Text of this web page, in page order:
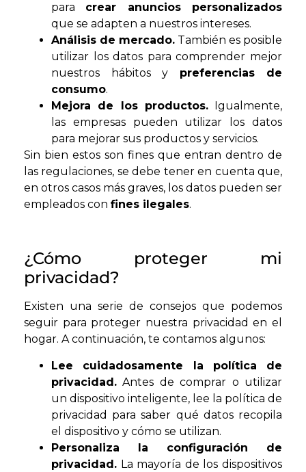
para crear anuncios personalizados
que se adapten a nuestros intereses.
Análisis de mercado. También es posible
utilizar los datos para comprender mejor
nuestros hábitos y preferencias de
consumo.
Mejora de los productos.Igualmente,
las empresas pueden utilizar los datos
para mejorar sus productos y servicios.
Sin bien estos son fines que entran dentro de
las regulaciones, se debe tener en cuenta que,
en otros casos más graves, los datos pueden ser
empleados con fines ilegales.
¿Cómo proteger mi
privacidad?
Existen una serie de consejos que podemos
seguir para proteger nuestra privacidad en el
hogar. A continuación, te contamos algunos:
Lee cuidadosamente la política de
privacidad. Antes de comprar o utilizar
un dispositivo inteligente, lee la política de
privacidad para saber qué datos recopila
el dispositivo y cómo se utilizan.
Personaliza la configuración de
privacidad. La mayoría de los dispositivos